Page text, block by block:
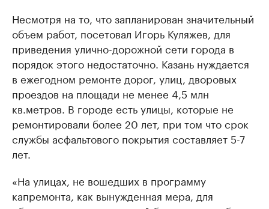
Несмотря на то, что запланирован значительный
объем работ, посетовал Игорь Куляжев, для
приведения улично-дорожной сети города в
порядок этого недостаточно. Казань нуждается
в ежегодном ремонте дорог, улиц, дворовых
проездов на площади не менее 4,5 млн
кв.метров. В городе есть улицы, которые не
ремонтировали более 20 лет, при том что срок
службы асфальтового покрытия составляет 5-7
лет.
«На улицах, не вошедших в программу
капремонта, как вынужденная мера, для